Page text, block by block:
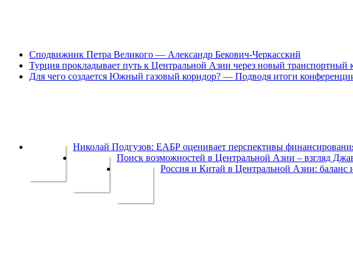
Сподвижник Петра Великого — Александр Бекович-Черкасский
Турция прокладывает путь к Центральной Азии через новый транспортный
Для чего создается Южный газовый коридор? — Подводя итоги
Николай Подгузов: ЕАБР оценивает перспективы
Поиск возможностей в Центральной Азии – взгляд
Россия и Китай в Центральной Азии: баланс